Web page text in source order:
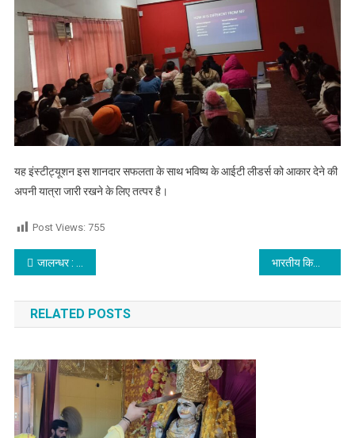
यह इंस्टीट्यूशन इस शानदार सफलता के साथ भविष्य के आईटी लीडर्स को आकार देने की
अपनी यात्रा जारी रखने के लिए तत्पर है।
Post Views: 755
Post navigation
जालन्धर : 26 जनवरी (Republic Day) को होने वाली परेड को लेकर हुई फुल ड्रेस रिहर्सल भारतीय किसान यूनियन नेता राकेश टकैट ने किया इस दिन भारत बंद का ऐलान,पढ़े
RELATED POSTS